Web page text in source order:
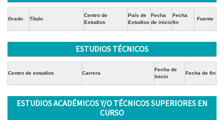
Grado Título
Centro de
Estudios
País de
Estudios
Fecha
de inicio
Fecha
fin
Fuente
ESTUDIOS TÉCNICOS
Centro de estudios Carrera
Fecha de
Inicio
Fecha de fin
ESTUDIOS ACADÉMICOS Y/O TÉCNICOS SUPERIORES EN
CURSO